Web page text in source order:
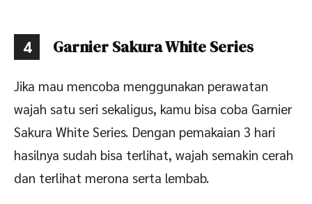
4 Garnier Sakura White Series
Jika mau mencoba menggunakan perawatan
wajah satu seri sekaligus, kamu bisa coba Garnier
Sakura White Series. Dengan pemakaian 3 hari
hasilnya sudah bisa terlihat, wajah semakin cerah
dan terlihat merona serta lembab.